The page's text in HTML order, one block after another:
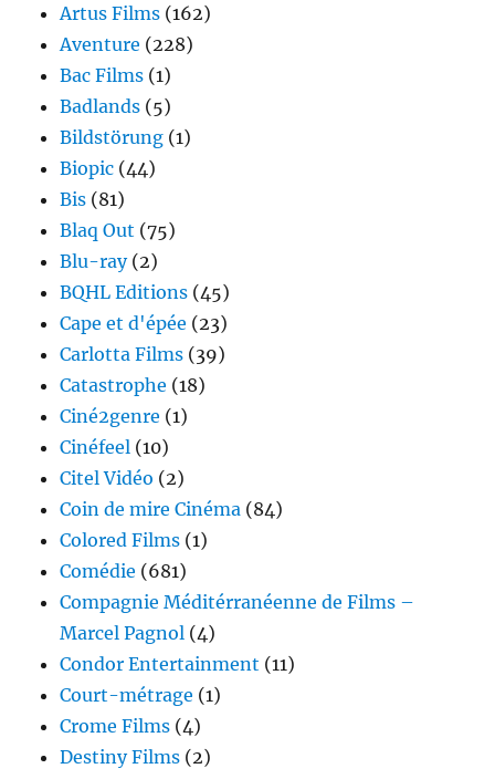
Artus Films (162)
Aventure (228)
Bac Films (1)
Badlands (5)
Bildstörung (1)
Biopic (44)
Bis (81)
Blaq Out (75)
Blu-ray(2)
BQHL Editions (45)
Cape et d'épée (23)
Carlotta Films (39)
Catastrophe (18)
Ciné2genre (1)
Cinéfeel (10)
Citel Vidéo (2)
Coin de mire Cinéma (84)
Colored Films (1)
Comédie (681)
Compagnie Méditérranéenne de Films –
Marcel Pagnol (4)
Condor Entertainment (11)
Court-métrage (1)
Crome Films (4)
Destiny Films (2)